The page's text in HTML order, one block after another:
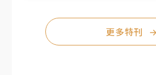
更多特刊 →